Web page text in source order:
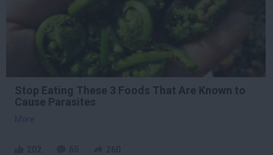
Stop Eating These 3 Foods That Are Known to
Cause Parasites
More